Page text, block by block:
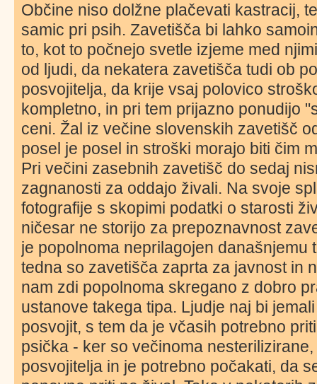
Občine niso dolžne plačevati kastracij,
samic pri psih. Zavetišča bi lahko
to, kot to počnejo svetle izjeme med
od ljudi, da nekatera zavetišča tudi ob
posvojitelja, da krije vsaj polovico
kompletno, in pri tem prijazno ponudijo
ceni. Žal iz večine slovenskih zavetišč
posel je posel in stroški morajo biti čim
Pri večini zasebnih zavetišč do sedaj
zagnanosti za oddajo živali. Na svoje
fotografije s skopimi podatki o starosti
ničesar ne storijo za prepoznavnost
je popolnoma neprilagojen današnjemu
tedna so zavetišča zaprta za javnost in
nam zdi popolnoma skregano z dobro
ustanove takega tipa. Ljudje naj bi
posvojit, s tem da je včasih potrebno
psička - ker so večinoma
posvojitelja in je potrebno počakati, da